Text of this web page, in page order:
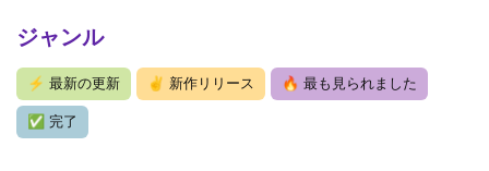
第57.2話: 第57.2話-v176
ジャンル
⚡ 最新の更新 ✌ 新作リリース 🔥 最も見られました
✅ 完了